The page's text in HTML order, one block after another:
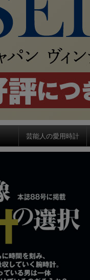
芸能人の愛用時計